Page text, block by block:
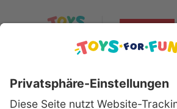
Sicher bezahlen mit: